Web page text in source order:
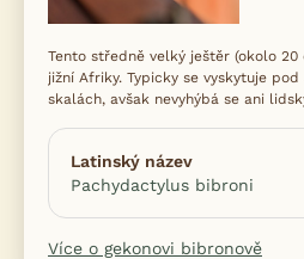
Tento středně velký ještěr (okolo
jižní Afriky. Typicky se vyskytuje
skalách, avšak nevyhýbá se ani
Latinský název
Pachydactylus bibroni
Více o gekonovi bibronově